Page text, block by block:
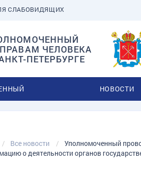
СЛАБОВИДЯЩИХ
ЧЕЛОВЕКА
ПЕТЕРБУРГЕ
НОВОСТИ
Все новости
Уполномоченный
о деятельности органов